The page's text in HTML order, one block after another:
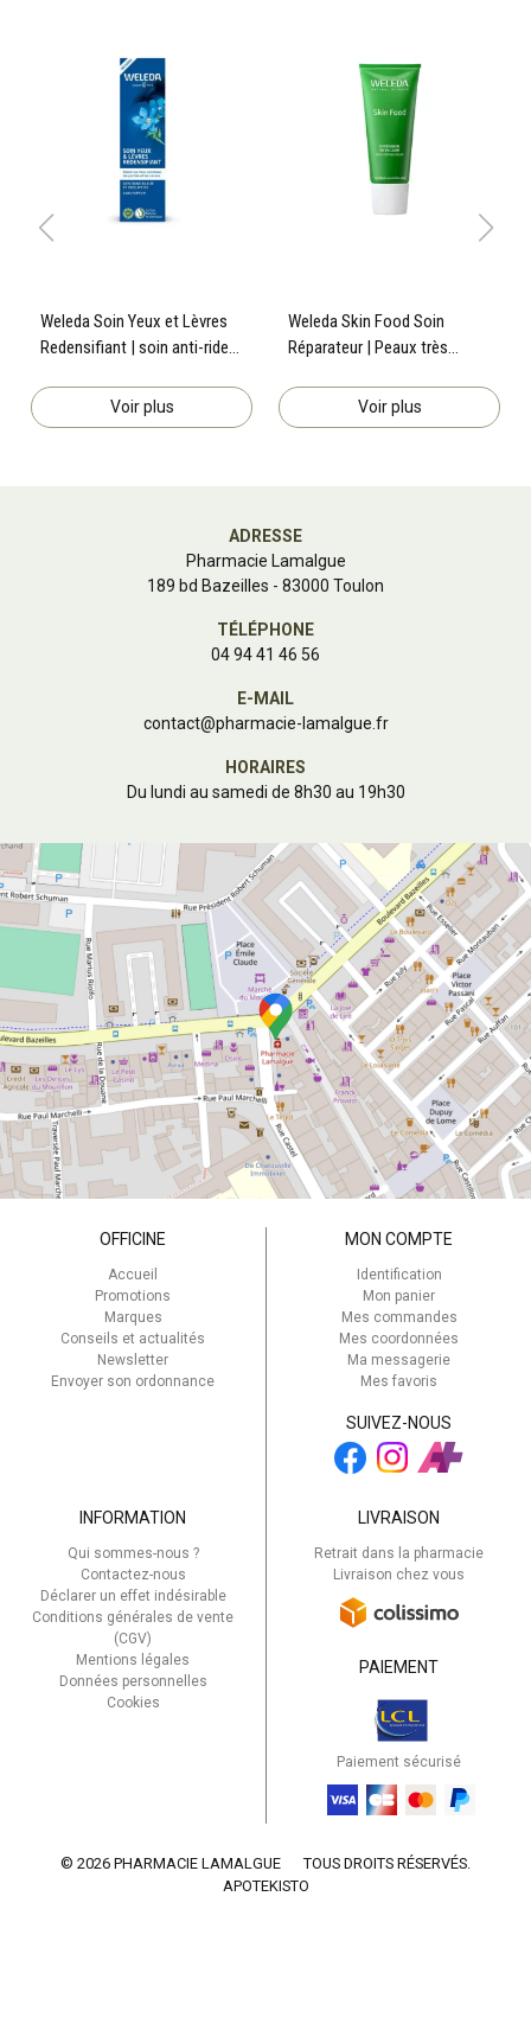
Weleda Soin Yeux et Lèvres
Redensifiant | soin anti-ride
Voir plus
Weleda Skin Food Soin
Réparateur | Peaux très
Voir plus
ADRESSE
Pharmacie Lamalgue
189 bd Bazeilles - 83000 Toulon
TÉLÉPHONE
04 94 41 46 56
E-MAIL
contact@pharmacie-lamalgue.fr
HORAIRES
Du lundi au samedi de 8h30 au 19h30
OFFICINE
Accueil
Promotions
Marques
Conseils et actualités
Newsletter
Envoyer son ordonnance
MON COMPTE
Identification
Mon panier
Mes commandes
Mes coordonnées
Ma messagerie
Mes favoris
SUIVEZ-NOUS
INFORMATION
Qui sommes-nous ?
Contactez-nous
Déclarer un effet indésirable
Conditions générales de vente
(CGV)
Mentions légales
Données personnelles
Cookies
LIVRAISON
Retrait dans la pharmacie
Livraison chez vous
PAIEMENT
Paiement sécurisé
© 2026 PHARMACIE LAMALGUE
TOUS DROITS RÉSERVÉS.
APOTEKISTO